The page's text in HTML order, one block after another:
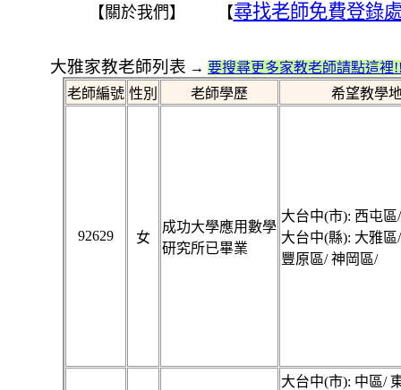
【關於我們】 【尋找老師免費登錄
大雅家教老師列表 → 要搜尋更多家教老師請點這裡
老師編號 性別 老師學歷 希望教學
92629 女
成功大學應用數學
研究所已畢業
大台中(市): 西屯區/
大台中(縣): 大雅區
豐原區/ 神岡區/
大台中(市): 中區/